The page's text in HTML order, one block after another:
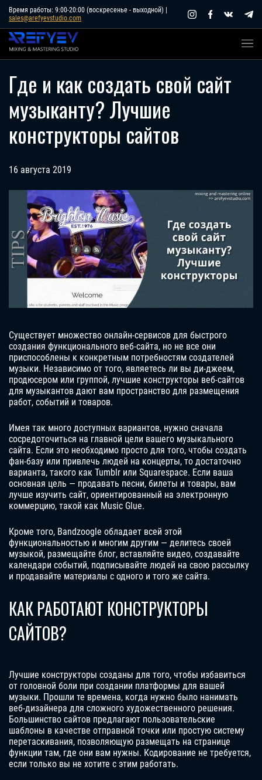
Skip
content
Время работы: 9:00-20:00 (воскресенье - выходной) |
sales@arefyevstudio.com
Где и как создать свой сайт
музыканту? Лучшие
конструкторы сайтов
16 августа 2019
Существует множество онлайн-сервисов для быстрого
создания функционального веб-сайта, но не все они
приспособлены к конкретным потребностям создателей
музыки. Независимо от того, являетесь ли вы ди-джеем,
продюсером или группой, лучшие конструкторы веб-сайтов
для музыкантов дают вам пространство для размещения
работ, событий и товаров.
Имея так много доступных вариантов, нужно сначала
сосредоточиться на главной цели вашего музыкального
сайта. Если это необходимо просто для того, чтобы создать
фан-базу или привлечь людей на концерты, то достаточно
варианта, такого как Tumblr или Squarespace. Если ваша
основная цель — продавать песни, билеты и товары, вам
лучше изучить сайт, ориентированный на электронную
коммерцию, такой как Music Glue.
Кроме того, Bandzoogle обладает всей этой
функциональностью и многим другим — делитесь своей
музыкой, размещайте блог, вставляйте видео, создавайте
календари событий, подписывайте людей на свою рассылку
и продавайте материалы с одного и того же сайта.
КАК РАБОТАЮТ КОНСТРУКТОРЫ
САЙТОВ?
Лучшие конструкторы созданы для того, чтобы избавиться
от головной боли при создании платформы для вашей
музыки. Прошли те времена, когда нужно было нанимать
веб-дизайнера для сложного художественного решения.
Большинство сайтов предлагают пользовательские
шаблоны в качестве отправной точки или простую систему
перетаскивания, позволяющую размещать на странице
функции там, где они вам нужны. Кодирование не требуется,
если только вы не хотите с этим работать.